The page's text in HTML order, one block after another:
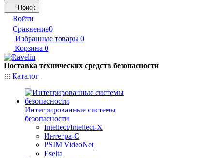
Поиск
Войти
Сравнение0
Избранные товары 0
Корзина 0
Поставка технических средств безопасности
Каталог
Интегрированные системы
безопасности
Intellect/Intellect-X
Интегра-С
PSIM VideoNet
Eselta